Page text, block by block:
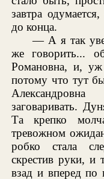
завтра
до конца.
— А я так
же говорить...
Романовна, и, уж
потому что тут
заговаривать.
Та крепко
тревожном
робко стала
скрестив руки, и
взад и вперед по